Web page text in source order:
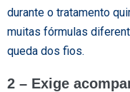
durante o tratamento
muitas fórmulas
queda dos fios.
2 – Exige